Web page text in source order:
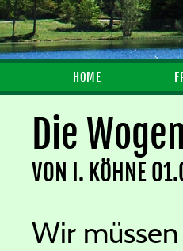
HOME
Die
VON I. KÖHNE
Wir